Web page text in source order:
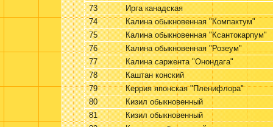
73
Ирга канадская
74
Калина обыкновенная "Компактум"
75
Калина обыкновенная "Ксантокарпум"
76
Калина обыкновенная "Розеум"
77
Калина саржента "Онондага"
78
Каштан конский
79
Керрия японская "Пленифлора"
80
Кизил обыкновенный
81
Кизил обыкновенный